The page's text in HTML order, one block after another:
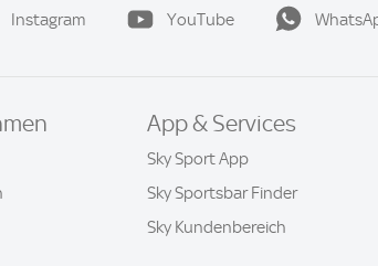
Instagram YouTube
App & Services
Sky Sport App
Sky Sportsbar Finder
Sky Kundenbereich